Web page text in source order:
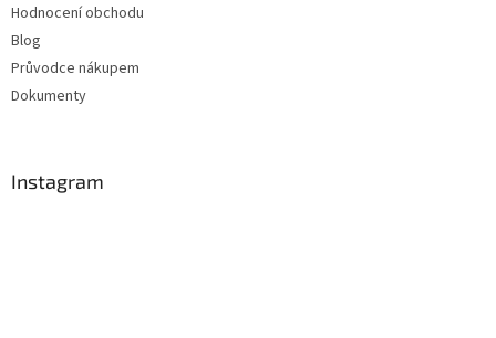
Hodnocení obchodu
Blog
Průvodce nákupem
Dokumenty
Instagram